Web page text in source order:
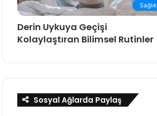
Sağlık
Derin Uykuya Geçişi
Kolaylaştıran Bilimsel Rutinler
Sosyal Ağlarda Paylaş